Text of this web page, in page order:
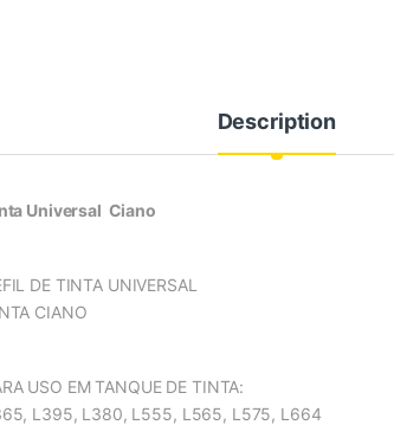
Description
Universal Ciano
DE TINTA UNIVERSAL
CIANO
USO EM TANQUE DE TINTA:
L395, L380, L555, L565, L575, L664